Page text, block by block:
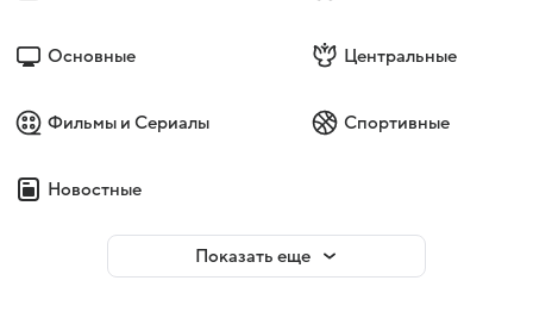
Основные Центральные
Фильмы и Сериалы Спортивные
Новостные
Показать еще